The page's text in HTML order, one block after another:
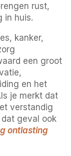
rust,
in huis.
kanker,
een groot
en het
je merkt dat
verstandig
geval ook
ontlasting